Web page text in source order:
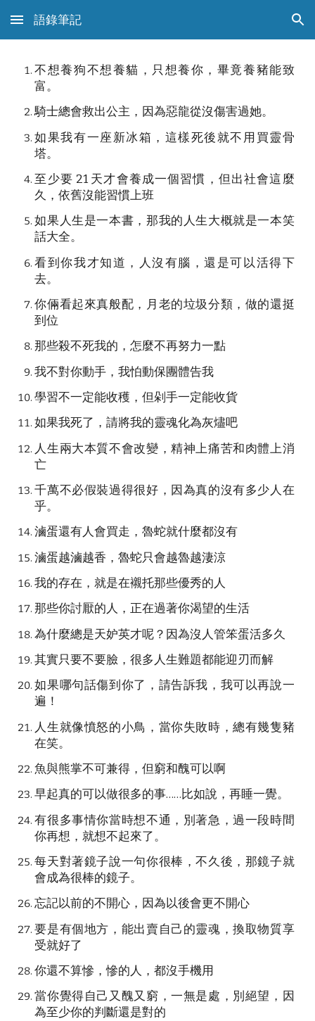
Skip to main content Skip to navigation
語錄筆記
不想養狗不想養貓，只想養你，畢竟養豬能致
富。
騎士總會救出公主，因為惡龍從沒傷害過她。
如果我有一座新冰箱，這樣死後就不用買靈骨
塔。
至少要 21 天才會養成一個習慣，但出社會這麼
久，依舊沒能習慣上班
如果人生是一本書，那我的人生大概就是一本笑
話大全。
看到你我才知道，人沒有腦，還是可以活得下
去。
你倆看起來真般配，月老的垃圾分類，做的還挺
到位
那些殺不死我的，怎麼不再努力一點
我不對你動手，我怕動保團體告我
學習不一定能收穫，但剁手一定能收貨
如果我死了，請將我的靈魂化為灰燼吧
人生兩大本質不會改變，精神上痛苦和肉體上消
亡
千萬不必假裝過得很好，因為真的沒有多少人在
乎。
滷蛋還有人會買走，魯蛇就什麼都沒有
滷蛋越滷越香，魯蛇只會越魯越淒涼
我的存在，就是在襯托那些優秀的人
那些你討厭的人，正在過著你渴望的生活
為什麼總是天妒英才呢？因為沒人管笨蛋活多久
其實只要不要臉，很多人生難題都能迎刃而解
如果哪句話傷到你了，請告訴我，我可以再說一
遍！
人生就像憤怒的小鳥，當你失敗時，總有幾隻豬
在笑。
魚與熊掌不可兼得，但窮和醜可以啊
早起真的可以做很多的事……比如說，再睡一覺。
有很多事情你當時想不通，別著急，過一段時間
你再想，就想不起來了。
每天對著鏡子說一句你很棒，不久後，那鏡子就
會成為很棒的鏡子。
忘記以前的不開心，因為以後會更不開心
要是有個地方，能出賣自己的靈魂，換取物質享
受就好了
你還不算慘，慘的人，都沒手機用
當你覺得自己又醜又窮，一無是處，別絕望，因
為至少你的判斷還是對的